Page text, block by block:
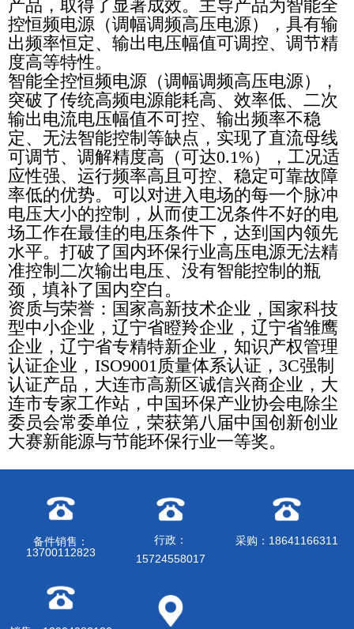
产品，取得了显著成效。主导产品为智能全
控恒频电源（调幅调频高压电源），具有输
出频率恒定、输出电压幅值可调控、调节精
度高等特性。
智能全控恒频电源（调幅调频高压电源），
突破了传统高频电源能耗高、效率低、二次
输出电流电压幅值不可控、输出频率不稳
定、无法智能控制等缺点，实现了直流母线
可调节、调解精度高（可达0.1%），工况适
应性强、运行频率高且可控、稳定可靠故障
率低的优势。可以对进入电场的每一个脉冲
电压大小的控制，从而使工况条件不好的电
场工作在最佳的电压条件下，达到国内领先
水平。打破了国内环保行业高压电源无法精
准控制二次输出电压、没有智能控制的瓶
颈，填补了国内空白。
资质与荣誉：国家高新技术企业，国家科技
型中小企业，辽宁省瞪羚企业，辽宁省雏鹰
企业，辽宁省专精特新企业，知识产权管理
认证企业，ISO9001质量体系认证，3C强制
认证产品，大连市高新区诚信兴商企业，大
连市专家工作站，中国环保产业协会电除尘
委员会常委单位，荣获第八届中国创新创业
大赛新能源与节能环保行业一等奖。
备件销售：
13700112823
行政：
15724558017
采购：18641166311